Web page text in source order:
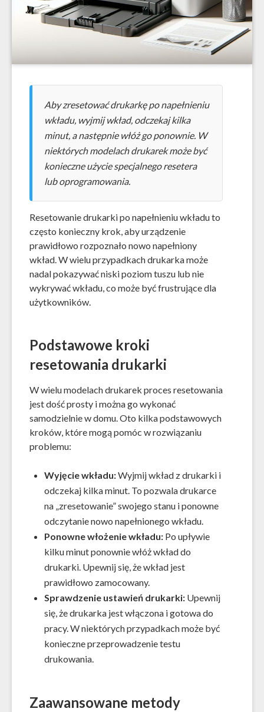
Aby zresetować drukarkę po napełnieniu
wkładu, wyjmij wkład, odczekaj kilka
minut, a następnie włóż go ponownie. W
niektórych modelach drukarek może być
konieczne użycie specjalnego resetera
lub oprogramowania.
Resetowanie drukarki po napełnieniu wkładu to
często konieczny krok, aby urządzenie
prawidłowo rozpoznało nowo napełniony
wkład. W wielu przypadkach drukarka może
nadal pokazywać niski poziom tuszu lub nie
wykrywać wkładu, co może być frustrujące dla
użytkowników.
Podstawowe kroki
resetowania drukarki
W wielu modelach drukarek proces resetowania
jest dość prosty i można go wykonać
samodzielnie w domu. Oto kilka podstawowych
kroków, które mogą pomóc w rozwiązaniu
problemu:
Wyjęcie wkładu:Wyjmij wkład z drukarki i
odczekaj kilka minut. To pozwala drukarce
na „zresetowanie” swojego stanu i ponowne
odczytanie nowo napełnionego wkładu.
Ponowne włożenie wkładu: Po upływie
kilku minut ponownie włóż wkład do
drukarki. Upewnij się, że wkład jest
prawidłowo zamocowany.
Sprawdzenie ustawień drukarki: Upewnij
się, że drukarka jest włączona i gotowa do
pracy. W niektórych przypadkach może być
konieczne przeprowadzenie testu
drukowania.
Zaawansowane metody